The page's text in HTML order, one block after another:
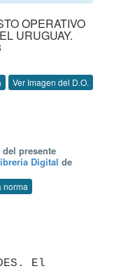
OPERATIVO
URUGUAY.
Ver Imagen del D.O.
presente
Digital de
norma